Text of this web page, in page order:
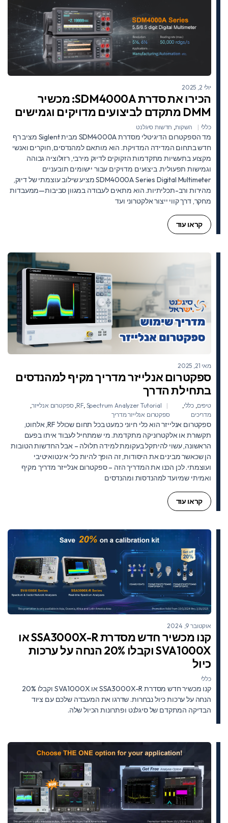
יולי 2, 2025
הכירו את סדרת SDM4000A: מכשיר
DMM מתקדם לביצועים מדויקים וגמישים
כללי השקות, חדשות סיגלנט
מד הספקטרום הדיגיטלי מסדרת SDM4000A מבית Siglent מציב רף
חדש בתחום המדידה המדויקת. הוא מותאם למהנדסים, חוקרים ואנשי
מקצוע בתעשיות מתקדמות הזקוקים לדיוק מירבי, רזולוציה גבוהה
וגמישות תפעולית. ביצועים מדויקים עבור יישומים תובעניים
SDM4000A Series Digital Multimeter מציע שילוב עוצמתי של דיוק,
מהירות ורב-תכליתיות. הוא מתאים לעבודה במגוון סביבות—ממעבדות
מחקר, דרך קווי ייצור אלקטרוני ועד
קראו עוד
מאי 21, 2025
ספקטרום אנלייזר מדריך מקיף למהנדסים
בתחילת הדרך
טיפים, כללי,
מדריכים
RF, Spectrum Analyzer Tutorial
,ספקטרום אנלייזר,
ספקטרום אנלייזר מדריך
ספקטרום אנלייזר הוא כלי חיוני כמעט בכל תחום שכולל RF, אלחוט,
תקשורת או אלקטרוניקה מתקדמת. מי שמתחיל לעבוד איתו בפעם
הראשונה, עשוי להיתקל בעקומת למידה תלולה – אבל החדשות הטובות
הן שכאשר מבינים את היסודות, זה הופך להיות כלי אינטואיטיבי
ועוצמתי. לכן הכנו את המדריך הזה – ספקטרום אנלייזר מדריך מקיף
ואמיתי שמיועד למהנדסות ומהנדסים
קראו עוד
אוקטובר 9, 2024
קנו מכשיר חדש מסדרת SSA3000X-R או
SVA1000X וקבלו 20% הנחה על ערכות
כיול
כללי
קנו מכשיר חדש מסדרת SSA3000X-R או SVA1000X וקבלו 20%
הנחה על ערכות כיול נבחרות. שדרגו את המעבדה שלכם עם ציוד
הבדיקה המתקדם של סיגלנט ופתרונות הכיול שלה.